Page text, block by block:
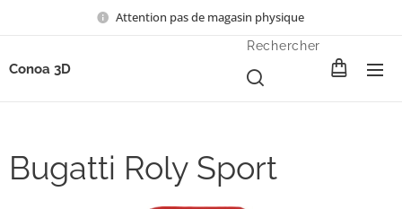
Attention pas de magasin physique
Conoa 3D
Rechercher
Bugatti Roly Sport